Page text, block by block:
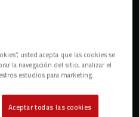
usted acepta que las cookies se
la navegación del sitio, analizar el
estudios para marketing.
Aceptar todas las cookies